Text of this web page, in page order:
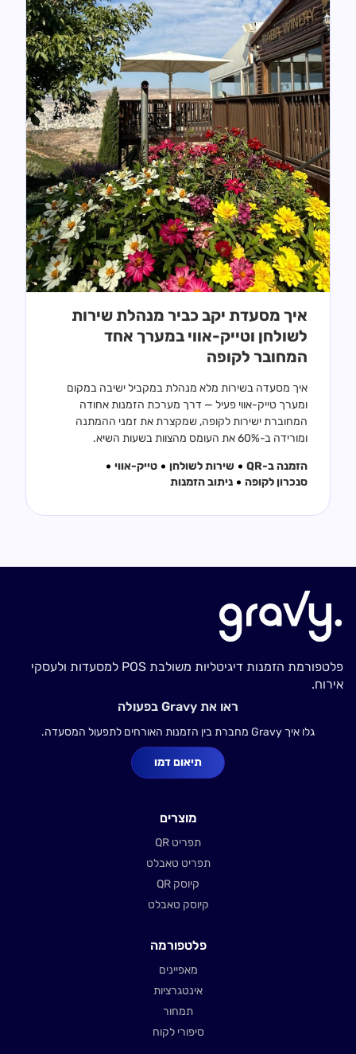
איך מסעדת יקב כביר מנהלת שירות
לשולחן וטייק-אווי במערך אחד
המחובר לקופה
איך מסעדה בשירות מלא מנהלת במקביל ישיבה במקום
ומערך טייק-אווי פעיל — דרך מערכת הזמנות אחודה
המחוברת ישירות לקופה, שמקצרת את זמני ההמתנה
ומורידה ב-60% את העומס מהצוות בשעות השיא.
הזמנה ב-QR שירות לשולחן
טייק-אווי
סנכרון לקופה
ניתוב הזמנות
פלטפורמת הזמנות דיגיטליות משולבת POS למסעדות ולעסקי
אירוח.
ראו את Gravy בפעולה
גלו איך Gravy מחברת בין הזמנות האורחים לתפעול המסעדה.
תיאום דמו
מוצרים
תפריט QR
תפריט טאבלט
קיוסק QR
קיוסק טאבלט
פלטפורמה
מאפיינים
אינטגרציות
תמחור
סיפורי לקוח